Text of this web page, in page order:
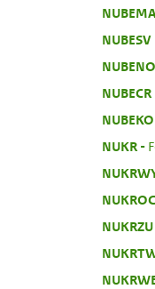
NUBEMA
NUBESV:
NUBENO
NUBECR:
NUBEKO
NUKR:
NUKROC
NUKRZU: